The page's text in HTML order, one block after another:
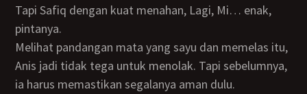
Tapi Safiq dengan kuat menahan, Lagi, Mi… enak,
pintanya.
Melihat pandangan mata yang sayu dan memelas itu,
Anis jadi tidak tega untuk menolak. Tapi sebelumnya,
ia harus memastikan segalanya aman dulu.